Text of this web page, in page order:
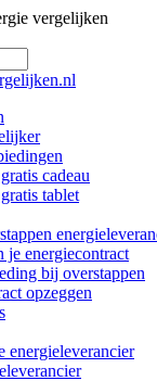
vergelijken
cadeau
tablet
je energiecontract
bij overstappen
opzeggen
energieleverancier